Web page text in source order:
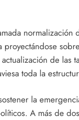
proyectándose
de las
toda la
la
A más de